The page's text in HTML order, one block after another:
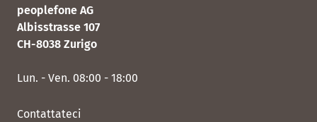
peoplefone AG
Albisstrasse 107
CH-8038 Zurigo
Lun. - Ven. 08:00 - 18:00
Contattateci